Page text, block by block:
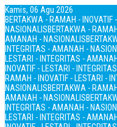
Kamis, 06 Agu 2026
BERTAKWA - RAMAH -
NASIONALISBERTAKWA -
AMANAH - NASIONALIS
INTEGRITAS - AMANAH -
LESTARI - INTEGRITAS -
INOVATIF - LESTARI -
RAMAH - INOVATIF - LESTARI -
NASIONALISBERTAKWA -
AMANAH - NASIONALIS
INTEGRITAS - AMANAH -
LESTARI - INTEGRITAS -